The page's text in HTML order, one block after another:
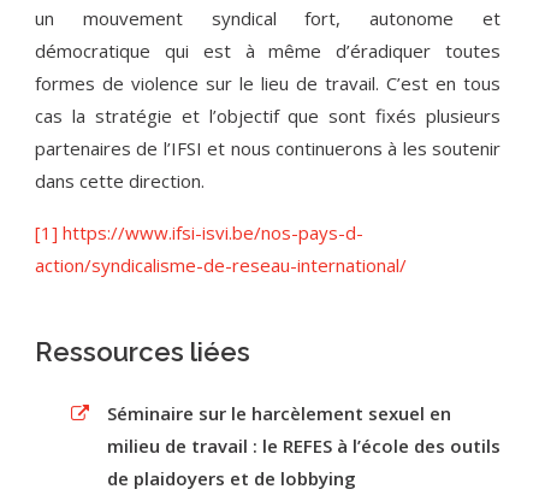
un mouvement syndical fort, autonome et
démocratique qui est à même d’éradiquer toutes
formes de violence sur le lieu de travail. C’est en tous
cas la stratégie et l’objectif que sont fixés plusieurs
partenaires de l’IFSI et nous continuerons à les soutenir
dans cette direction.
[1] https://www.ifsi-isvi.be/nos-pays-d-
action/syndicalisme-de-reseau-international/
Ressources liées
Séminaire sur le harcèlement sexuel en
milieu de travail : le REFES à l’école des outils
de plaidoyers et de lobbying